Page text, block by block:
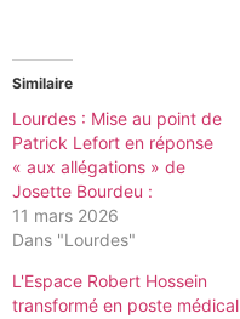
Similaire
Lourdes : Mise au point de
Patrick Lefort en réponse
« aux allégations » de
Josette Bourdeu :
11 mars 2026
Dans "Lourdes"
L'Espace Robert Hossein
transformé en poste médical